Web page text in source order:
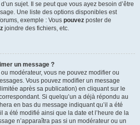
sujet. Il se peut que vous ayez besoin d’être
Une liste des options disponibles est
exemple : Vous pouvez poster de
joindre des fichiers, etc.
un message ?
modérateur, vous ne pouvez modifier ou
Vous pouvez modifier un message
après sa publication) en cliquant sur le
Si quelqu’un a déjà répondu au
en bas du message indiquant qu’il a été
a été modifié ainsi que la date et l’heure de la
n’apparaîtra pas si un modérateur ou un